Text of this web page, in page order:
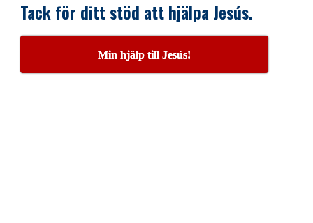
Tack för ditt stöd att hjälpa Jesús.
Min hjälp till Jesús!